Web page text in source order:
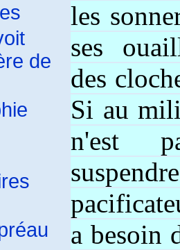
de
les
ses
des
Si au
n'est
a besoin